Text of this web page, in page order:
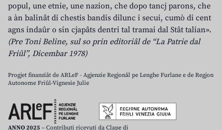
popul, une etnie, une nazion, che dopo tancj parons, che
a àn balinât di chestis bandis dilunc i secui, cumò di cent
agns indaûr o sin cjapâts dentri tal tramai dal Stât talian».
(Pre Toni Beline, sul so prin editoriâl de “La Patrie dal
Friûl”, Dicembar 1978)
Progjet finanziât de ARLeF - Agjenzie Regjonâl pe Lenghe Furlane e de Regjon
Autonome Friûl-Vignesie Julie
ANNO 2025 – Contributi ricevuti da Clape di